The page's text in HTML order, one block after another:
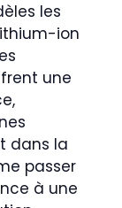
les
ion
une
dans la
passer
à une